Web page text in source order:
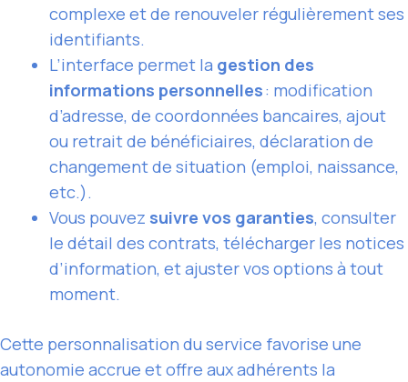
complexe et de renouveler régulièrement ses
identifiants.
L’interface permet la gestion des
informations personnelles: modification
d’adresse, de coordonnées bancaires, ajout
ou retrait de bénéficiaires, déclaration de
changement de situation (emploi, naissance,
etc.).
Vous pouvez suivre vos garanties, consulter
le détail des contrats, télécharger les notices
d’information, et ajuster vos options à tout
moment.
Cette personnalisation du service favorise une
autonomie accrue et offre aux adhérents la